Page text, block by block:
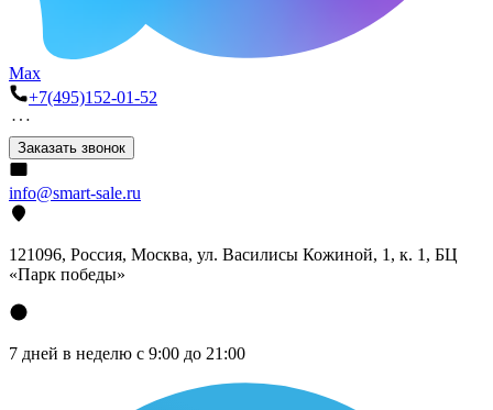
Max
+7(495)152-01-52
Заказать звонок
info@smart-sale.ru
121096, Россия, Москва, ул. Василисы Кожиной, 1, к. 1, БЦ
«Парк победы»
7 дней в неделю с 9:00 до 21:00